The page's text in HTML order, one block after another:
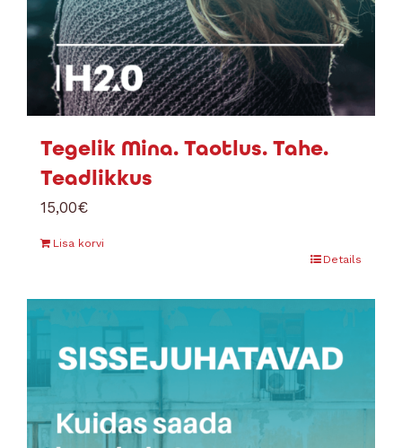
Tegelik Mina. Taotlus. Tahe.
Teadlikkus
15,00€
Lisa korvi
Details